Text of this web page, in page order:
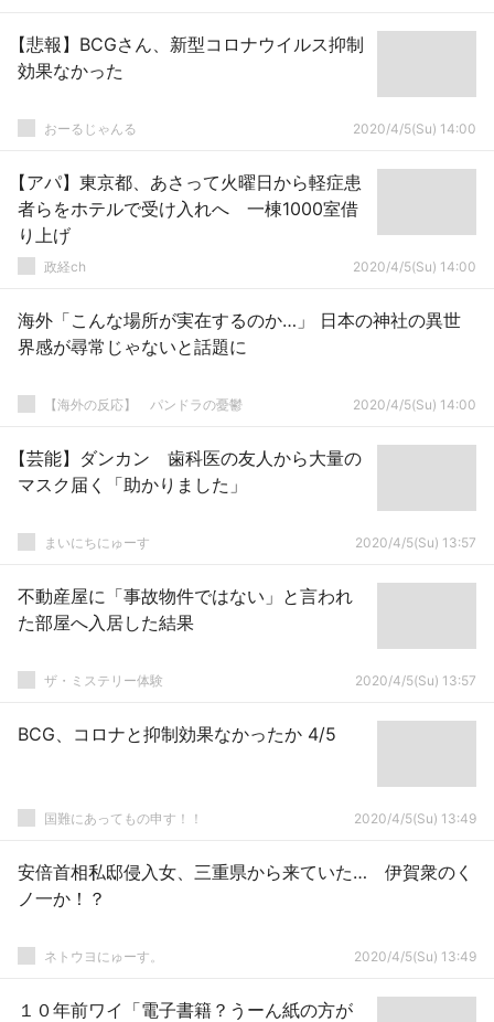
【悲報】BCGさん、新型コロナウイルス抑制
効果なかった
おーるじゃんる 2020/4/5(Su) 14:00
【アパ】東京都、あさって火曜日から軽症患
者らをホテルで受け入れへ 一棟1000室借
り上げ
政経ch 2020/4/5(Su) 14:00
海外「こんな場所が実在するのか…」 日本の神社の異世
界感が尋常じゃないと話題に
【海外の反応】 パンドラの憂鬱 2020/4/5(Su) 14:00
【芸能】ダンカン 歯科医の友人から大量の
マスク届く「助かりました」
まいにちにゅーす 2020/4/5(Su) 13:57
不動産屋に「事故物件ではない」と言われ
た部屋へ入居した結果
ザ・ミステリー体験 2020/4/5(Su) 13:57
BCG、コロナと抑制効果なかったか 4/5
国難にあってもの申す！！ 2020/4/5(Su) 13:49
安倍首相私邸侵入女、三重県から来ていた… 伊賀衆のく
ノ一か！？
ネトウヨにゅーす。 2020/4/5(Su) 13:49
１０年前ワイ「電子書籍？うーん紙の方が